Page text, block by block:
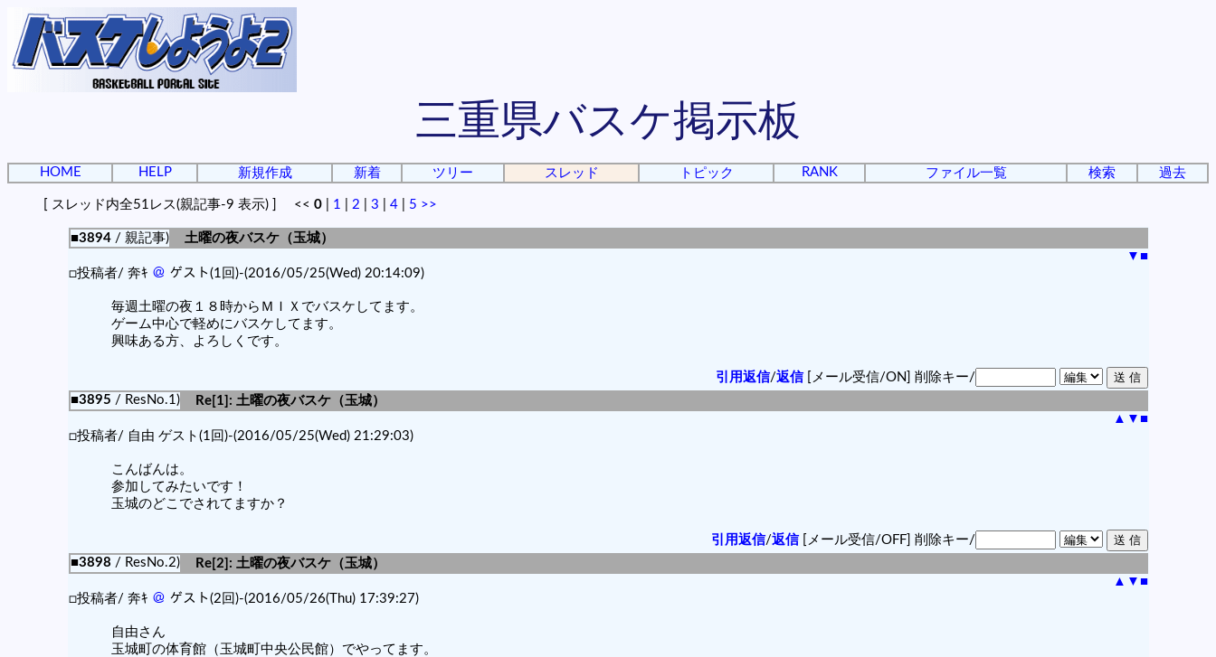
三重県バスケ掲示板
HOME HELP 新規作成 新着 ツリー スレッド トピック RANK ファイル一覧 検索 過去
[ スレッド内全51レス(親記事-9 表示) ] << 0 1 2 3 4 5 >>
■3894/ 親記事)
土曜の夜バスケ（玉城）
▼ ■
□投稿者/ 奔ｷ ＠ ゲスト(1回)-(2016/05/25(Wed) 20:14:09)
毎週土曜の夜１８時からＭＩＸでバスケしてます。
ゲーム中心で軽めにバスケしてます。
興味ある方、よろしくです。
引用返信/返信[メール受信/ON] 削除キー/
■3895 / ResNo.1)
Re[1]: 土曜の夜バスケ（玉城）
▲ ▼ ■
□投稿者/ 自由 ゲスト(1回)-(2016/05/25(Wed) 21:29:03)
こんばんは。
参加してみたいです！
玉城のどこでされてますか？
引用返信/返信[メール受信/OFF] 削除キー/
■3898 / ResNo.2)
Re[2]: 土曜の夜バスケ（玉城）
▲ ▼ ■
□投稿者/ 奔ｷ ＠ ゲスト(2回)-(2016/05/26(Thu) 17:39:27)
自由さん
玉城町の体育館（玉城町中央公民館）でやってます。